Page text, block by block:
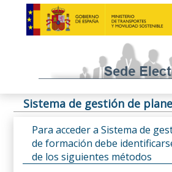
Sistema de gestión de
Para acceder a Sistema de
de formación debe
de los siguientes métodos